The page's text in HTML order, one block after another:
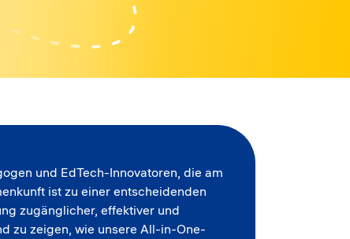
und EdTech-Innovatoren, die am
ist zu einer entscheidenden
zugänglicher, effektiver und
zu zeigen, wie unsere All-in-One-